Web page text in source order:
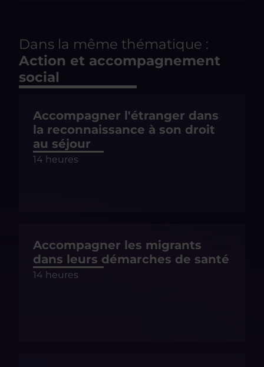
Dans la même thématique :
Action et accompagnement
social
Accompagner l'étranger dans
la reconnaissance à son droit
au séjour
14 heures
Accompagner les migrants
dans leurs démarches de santé
14 heures